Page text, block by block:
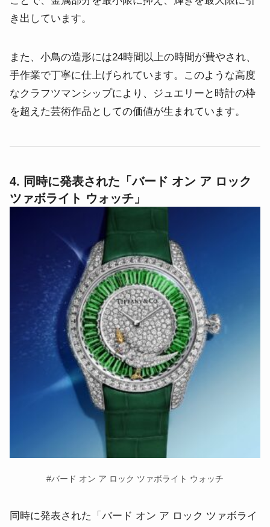
き出しています。
また、小鳥の造形には24時間以上の時間が費やされ、
手作業で丁寧に仕上げられています。 このような高度
なクラフツマンシップにより、ジュエリーと時計の枠
を超えた芸術作品としての価値が生まれています。
4. 同時に発表された 「バード オン ア ロック
ツァボライト ウォッチ」
#バード オン ア ロック ツァボライト ウォッチ
同時に発表された「バード オン ア ロック ツァボライ